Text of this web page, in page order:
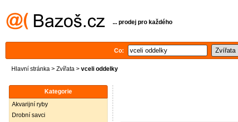
... prodej pro každého
Co:
Hlavní stránka > Zvířata > vceli oddelky
Kategorie
Akvarijní ryby
Drobní savci